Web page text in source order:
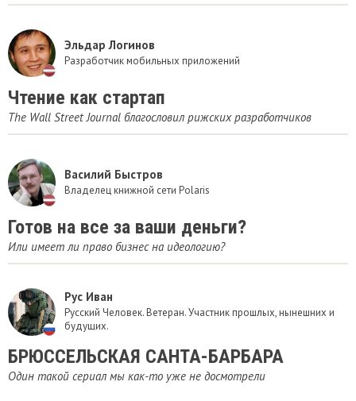
Эльдар Логинов
Разработчик мобильных приложений
Чтение как стартап
The Wall Street Journal благословил рижских разработчиков
Василий Быстров
Владелец книжной сети Polaris
Готов на все за ваши деньги?
Или имеет ли право бизнес на идеологию?
Рус Иван
Русский Человек. Ветеран. Участник прошлых, нынешних и
будущих.
БРЮССЕЛЬСКАЯ САНТА-БАРБАРА
Один такой сериал мы как-то уже не досмотрели